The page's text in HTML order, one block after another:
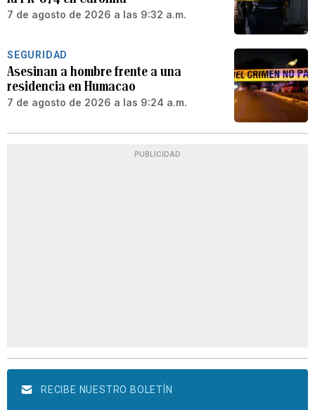
7 de agosto de 2026 a las 9:32 a.m.
SEGURIDAD
Asesinan a hombre frente a una
residencia en Humacao
7 de agosto de 2026 a las 9:24 a.m.
PUBLICIDAD
RECIBE NUESTRO BOLETÍN